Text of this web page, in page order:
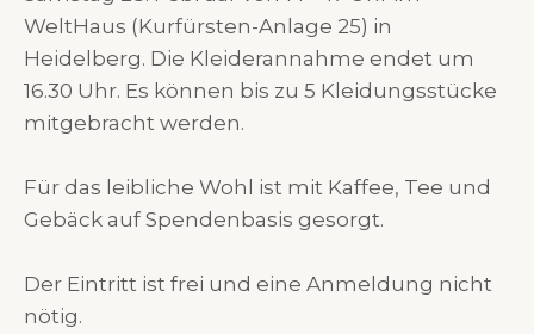
WeltHaus (Kurfürsten-Anlage 25) in
Heidelberg. Die Kleiderannahme endet um
16.30 Uhr. Es können bis zu 5 Kleidungsstücke
mitgebracht werden.
Für das leibliche Wohl ist mit Kaffee, Tee und
Gebäck auf Spendenbasis gesorgt.
Der Eintritt ist frei und eine Anmeldung nicht
nötig.